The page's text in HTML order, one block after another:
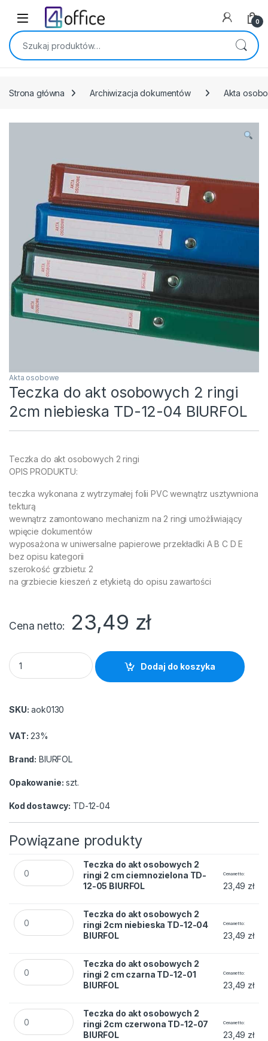
Skip to navigation
Skip to content
0
Szukaj:
Strona główna Archiwizacja dokumentów Akta
Akta osobowe
Teczka do akt osobowych 2 ringi
2cm niebieska TD-12-04 BIURFOL
Teczka do akt osobowych 2 ringi
OPIS PRODUKTU:
teczka wykonana z wytrzymałej folii PVC wewnątrz usztywniona
tekturą
wewnątrz zamontowano mechanizm na 2 ringi umożliwiający
wpięcie dokumentów
wyposażona w uniwersalne papierowe przekładki A B C D E
bez opisu kategorii
szerokość grzbietu: 2
na grzbiecie kieszeń z etykietą do opisu zawartości
Cena netto 23,49 zł
Teczka do akt osobowych 2 ringi 2cm niebieska TD-12-04
Dodaj do koszyka
SKU: aok0130
VAT: 23%
Brand: BIURFOL
Opakowanie: szt.
Kod dostawcy: TD-12-04
Powiązane produkty
Teczka do akt osobowych 2 ringi 2 cm ciemnozielona TD-
Teczka do akt osobowych 2
ringi 2 cm ciemnozielona TD-
12-05 BIURFOL
Cena netto
23,49 zł
Teczka do akt osobowych 2 ringi 2cm niebieska TD-12-04
Teczka do akt osobowych 2
ringi 2cm niebieska TD-12-04
BIURFOL
Cena netto
23,49 zł
Teczka do akt osobowych 2 ringi 2 cm czarna TD-12-01
Teczka do akt osobowych 2
ringi 2 cm czarna TD-12-01
BIURFOL
Cena netto
23,49 zł
Teczka do akt osobowych 2 ringi 2cm czerwona TD-12-07
Teczka do akt osobowych 2
ringi 2cm czerwona TD-12-07
BIURFOL
Cena netto
23,49 zł